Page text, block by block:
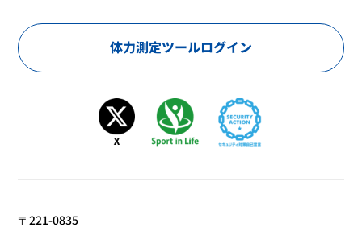
体力測定ツールログイン
〒221-0835